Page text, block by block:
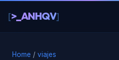
contenido
[>_ANHQV]
Home / viajes